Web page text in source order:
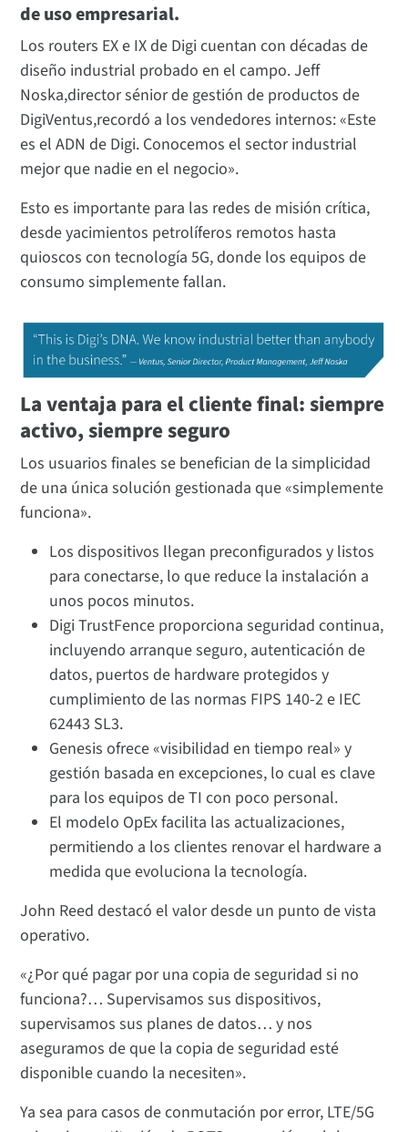
de uso empresarial.
Los routers EX e IX de Digi cuentan con décadas de
diseño industrial probado en el campo. Jeff
Noska,director sénior de gestión de productosde
DigiVentus,recordó a los vendedores internos: «Este
es el ADN de Digi. Conocemos el sector industrial
mejor que nadie en el negocio».
Esto es importante para las redes de misión crítica,
desde yacimientos petrolíferos remotos hasta
quioscos con tecnología 5G, donde los equipos de
consumo simplemente fallan.
La ventaja para el cliente final: siempre
activo, siempre seguro
Los usuarios finales se benefician de la simplicidad
de una única solución gestionada que «simplemente
funciona».
Los dispositivos llegan preconfigurados y listos
para conectarse, lo que reduce la instalación a
unos pocos minutos.
Digi TrustFence proporciona seguridad continua,
incluyendo arranque seguro, autenticación de
datos, puertos de hardware protegidos y
cumplimiento de las normas FIPS 140-2 e IEC
62443 SL3.
Genesis ofrece «visibilidad en tiempo real» y
gestión basada en excepciones, lo cual es clave
para los equipos de TI con poco personal.
El modelo OpEx facilita las actualizaciones,
permitiendo a los clientes renovar el hardware a
medida que evoluciona la tecnología.
John Reed destacó el valor desde un punto de vista
operativo.
«¿Por qué pagar por una copia de seguridad si no
funciona?… Supervisamos sus dispositivos,
supervisamos sus planes de datos… y nos
aseguramos de que la copia de seguridad esté
disponible cuando la necesiten».
Ya sea para casos de conmutación por error, LTE/5G